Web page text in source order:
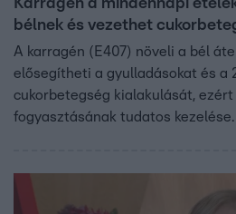
Karragén a mindennapi
bélnek és vezethet
A karragén (E407) növeli a bél
elősegítheti a gyulladásokat és a
cukorbetegség kialakulását,
fogyasztásának tudatos kezelése.